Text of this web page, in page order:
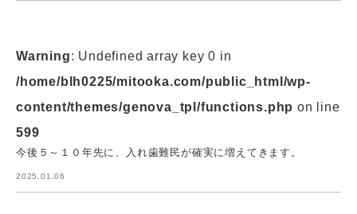
Warning: Undefined array key 0 in
/home/blh0225/mitooka.com/public_html/wp-
content/themes/genova_tpl/functions.php on line
599
今後５～１０年先に、入れ歯難民が確実に増えてきます。
2025.01.06